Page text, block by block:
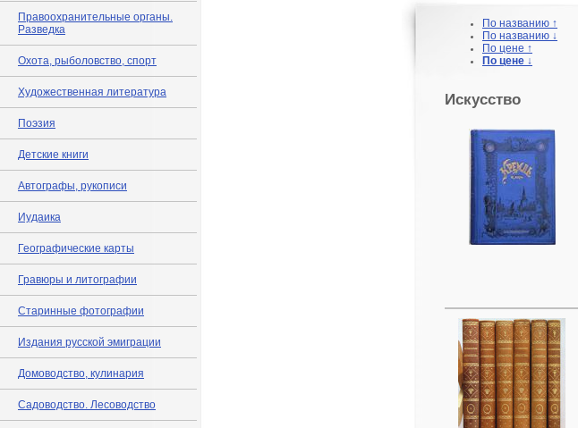
Правоохранительные органы.
Разведка
Охота, рыболовство, спорт
Художественная литература
Поэзия
Детские книги
Автографы, рукописи
Иудаика
Географические карты
Гравюры и литографии
Старинные фотографии
Издания русской эмиграции
Домоводство, кулинария
Садоводство. Лесоводство
По названию ↑
По названию ↓
По цене ↑
По цене ↓
Искусство